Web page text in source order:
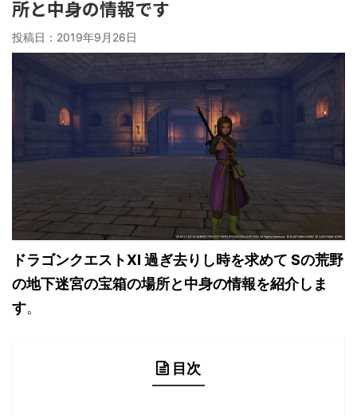
所と中身の情報です
投稿日： 2019年9月26日
ドラゴンクエストXI 過ぎ去りし時を求めて Sの荒野
の地下迷宮の宝箱の場所と中身の情報を紹介しま
す。
目次